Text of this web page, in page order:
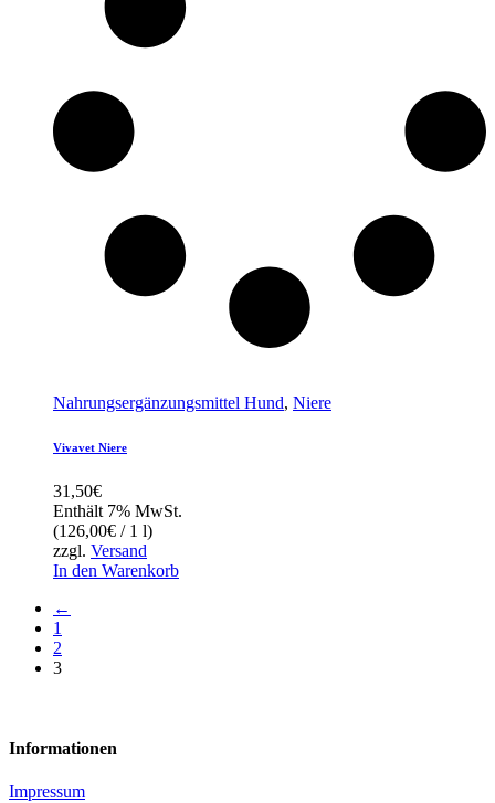
Nahrungsergänzungsmittel Hund, Niere
Vivavet Niere
31,50€
Enthält 7% MwSt.
(126,00€ / 1 l)
zzgl. Versand
In den Warenkorb
←
1
2
3
Informationen
Impressum